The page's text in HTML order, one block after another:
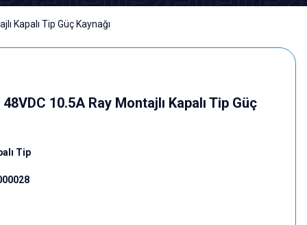
Kapalı Tip Güç Kaynağı
10.5A Ray Montajlı Kapalı Tip Güç
Tip